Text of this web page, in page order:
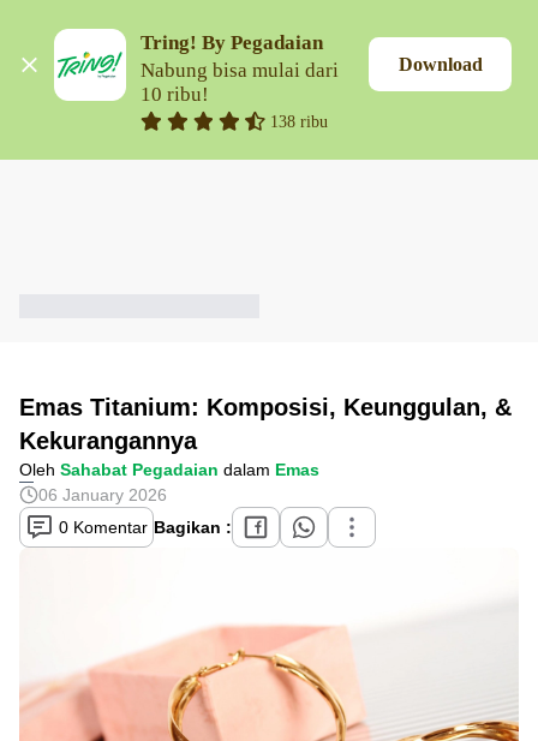
Tring! By Pegadaian
Nabung bisa mulai dari
10 ribu!
138 ribu
Download
Emas Titanium: Komposisi, Keunggulan, &
Kekurangannya
Oleh Sahabat Pegadaian dalam Emas
06 January 2026
0 Komentar Bagikan :